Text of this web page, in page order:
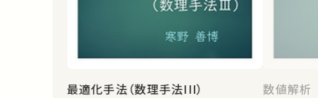
最適化手法（数理手法III） 数値解析